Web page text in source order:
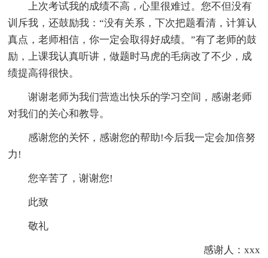
上次考试我的成绩不高，心里很难过。您不但没有
训斥我，还鼓励我：“没有关系，下次把题看清，计算认
真点，老师相信，你一定会取得好成绩。”有了老师的鼓
励，上课我认真听讲，做题时马虎的毛病改了不少，成
绩提高得很快。
谢谢老师为我们营造出快乐的学习空间，感谢老师
对我们的关心和教导。
感谢您的关怀，感谢您的帮助!今后我一定会加倍努
力!
您辛苦了，谢谢您!
此致
敬礼
感谢人：xxx